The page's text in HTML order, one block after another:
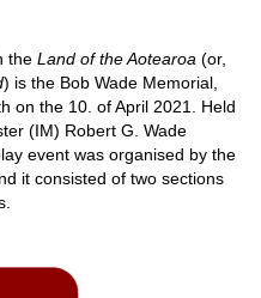
the Land of the Aotearoa (or,
) is the Bob Wade Memorial,
on the 10. of April 2021. Held
(IM) Robert G. Wade
event was organised by the
it consisted of two sections